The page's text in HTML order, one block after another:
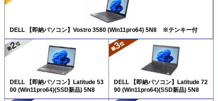
DELL 【即納パソコン】Vostro 3580 (Win11pro64) 5N8 ※テンキー付
DELL 【即納パソコン】Latitude 53
00 (Win11pro64)(SSD新品) 5N8
DELL 【即納パソコン】Latitude 72
90 (Win11pro64)(SSD新品) 5N8